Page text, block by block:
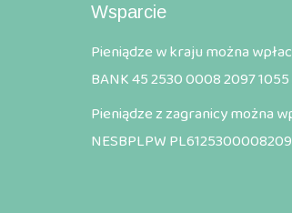
Wsparcie
Pieniądze w kraju można
BANK 45 2530 0008 2097
Pieniądze z zagranicy można
NESBPLPW